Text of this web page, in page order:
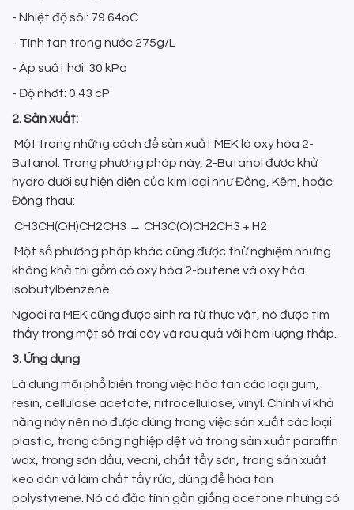
- Nhiệt độ sôi: 79.64oC
- Tính tan trong nước:275g/L
- Áp suất hơi: 30 kPa
- Độ nhớt: 0.43 cP
2. Sản xuất:
Một trong những cách để sản xuất MEK là oxy hóa 2-
Butanol. Trong phương pháp này, 2-Butanol được khử
hydro dưới sự hiện diện của kim loại như Đồng, Kẽm, hoặc
Đồng thau:
CH3CH(OH)CH2CH3 → CH3C(O)CH2CH3 + H2
Một số phương pháp khác cũng được thử nghiệm nhưng
không khả thi gồm có oxy hóa 2-butene và oxy hóa
isobutylbenzene
Ngoài ra MEK cũng được sinh ra từ thực vật, nó được tìm
thấy trong một số trái cây và rau quả với hàm lượng thấp.
3. Ứng dụng
Là dung môi phổ biến trong việc hòa tan các loại gum,
resin, cellulose acetate, nitrocellulose, vinyl. Chính vì khả
năng này nên nó được dùng trong việc sản xuất các loại
plastic, trong công nghiệp dệt và trong sản xuất paraffin
wax, trong sơn dầu, vecni, chất tẩy sơn, trong sản xuất
keo dán và làm chất tẩy rửa, dùng để hòa tan
polystyrene. Nó có đặc tính gần giống acetone nhưng có